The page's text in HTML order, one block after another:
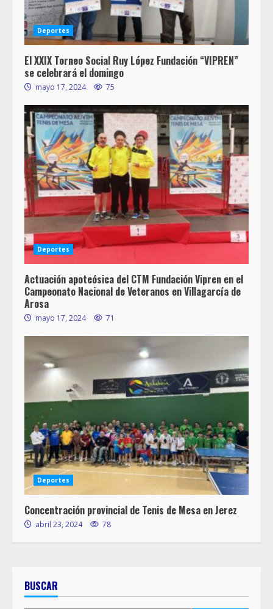
Deportes
El XXIX Torneo Social Ruy López Fundación “VIPREN”
se celebrará el domingo
mayo 17, 2024 75
Deportes
Actuación apoteósica del CTM Fundación Vipren en el
Campeonato Nacional de Veteranos en Villagarcía de
Arosa
mayo 17, 2024 71
Deportes
Concentración provincial de Tenis de Mesa en Jerez
abril 23, 2024 78
BUSCAR